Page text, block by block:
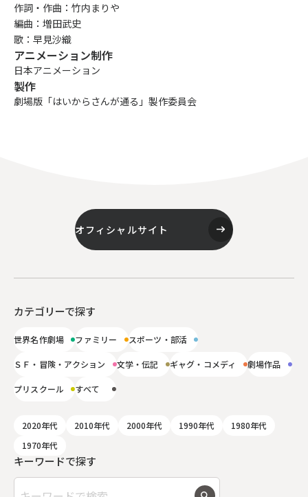
作詞・作曲：竹内まりや
編曲：増田武史
歌：早見沙織
アニメーション制作
日本アニメーション
製作
劇場版「はいからさんが通る」製作委員会
オフィシャルサイト
キーワードで探す
カテゴリーで探す
世界名作劇場 ファミリー スポーツ・部活
ＳＦ・冒険・アクション 文学・伝記 ギャグ・コメディ 劇場作品
プリスクール すべて
2020年代 2010年代 2000年代 1990年代
1980年代
1970年代